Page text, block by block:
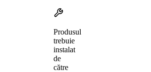
Produsul
trebuie
instalat
de
către